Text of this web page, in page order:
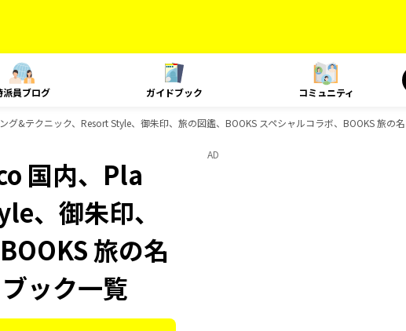
派員ブログ ガイドブック コミュニティ
&テクニック、Resort Style、御朱印、旅の図鑑、BOOKS スペシャルコラボ、BOOKS 旅の
国内、Pla
、御朱印、
旅の名
ック一覧
AD